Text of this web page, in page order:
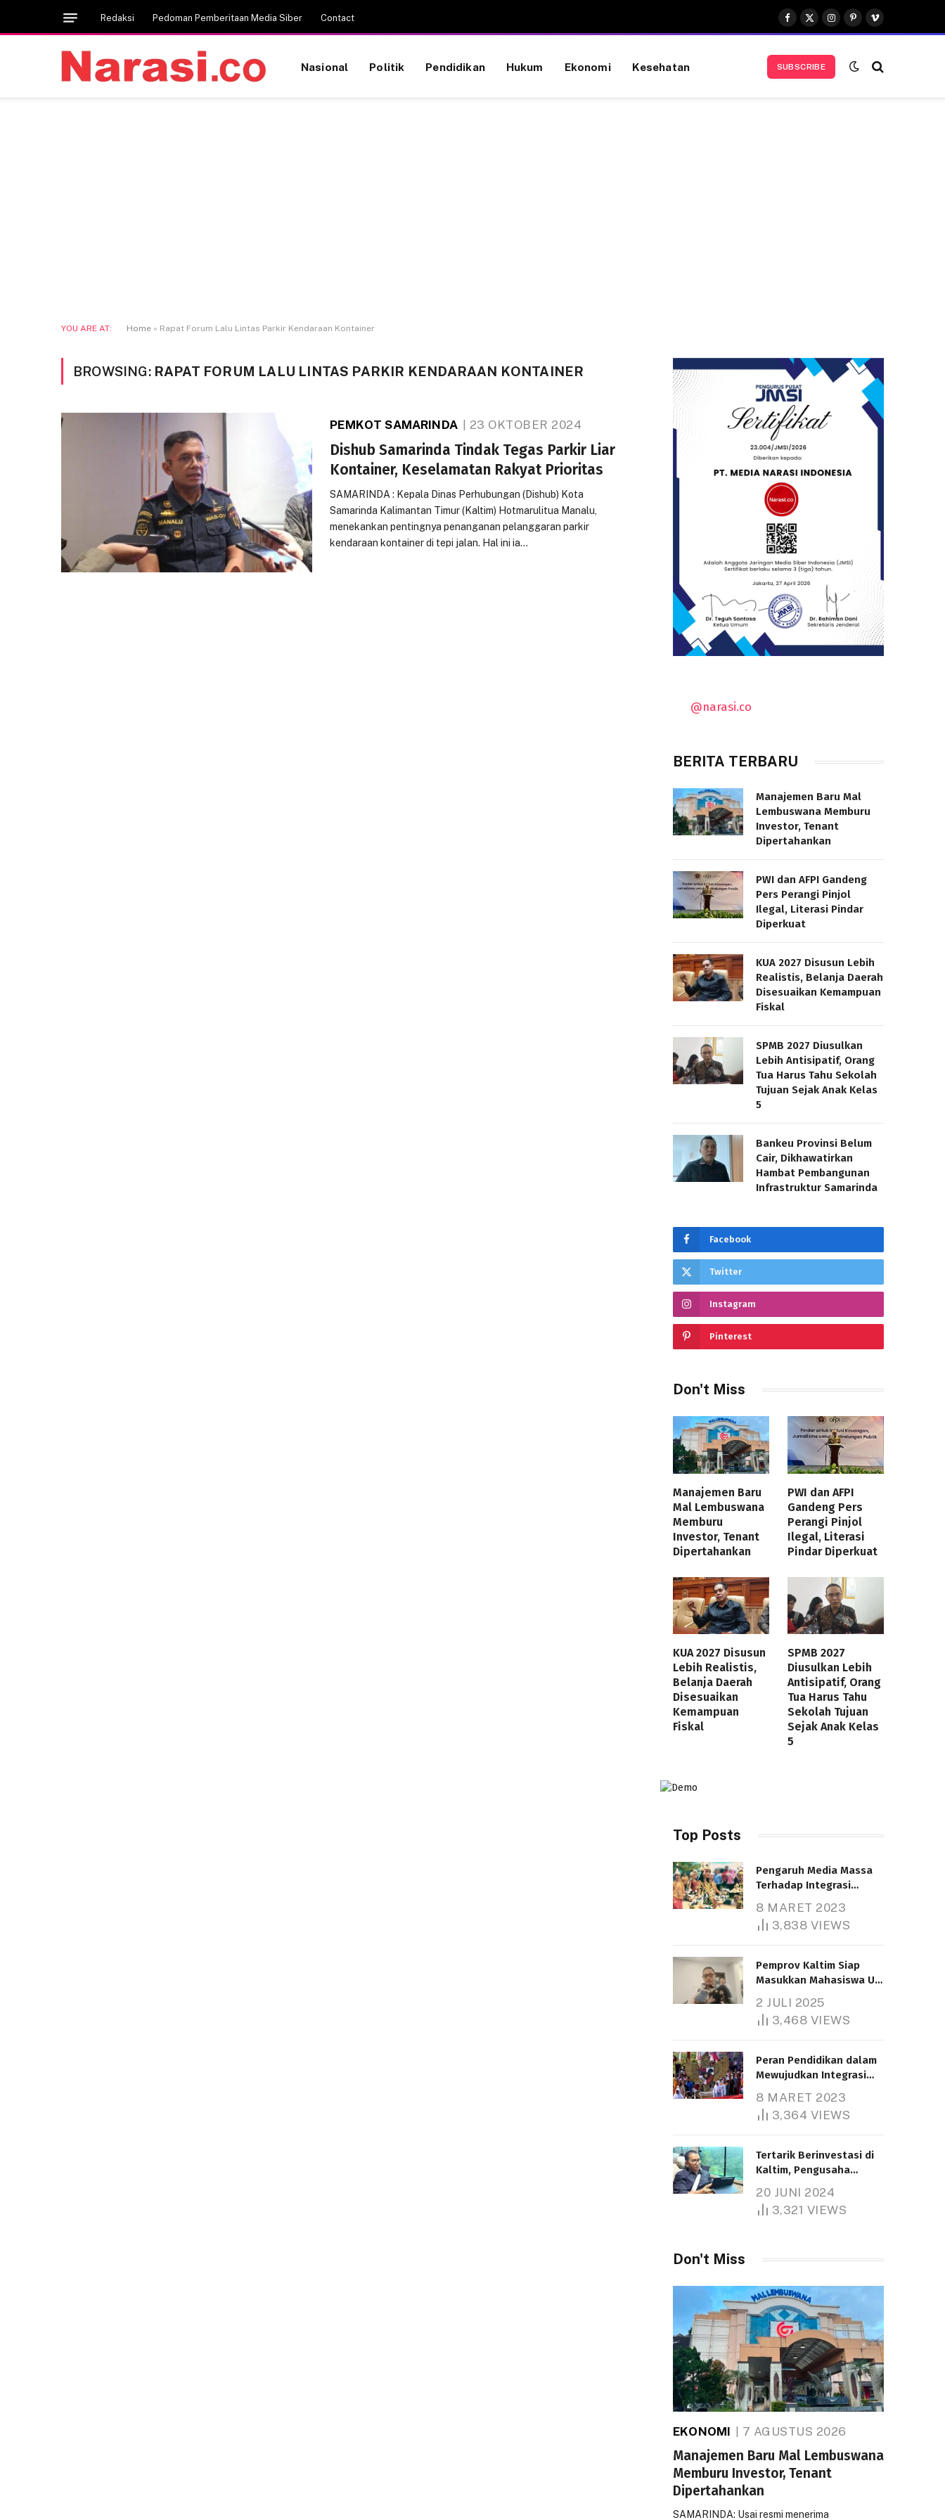
Redaksi Pedoman Pemberitaan Media Siber Contact
Facebook
X
(Twitter)
Instagram
Pinterest
Vimeo
Nasional Politik Pendidikan Hukum Ekonomi Kesehatan SUBSCRIBE
YOU ARE AT: Home » Rapat Forum Lalu Lintas Parkir Kendaraan Kontainer
BROWSING: RAPAT FORUM LALU LINTAS PARKIR KENDARAAN KONTAINER
PEMKOT SAMARINDA 23 OKTOBER 2024
Dishub Samarinda Tindak Tegas Parkir Liar
Kontainer, Keselamatan Rakyat Prioritas
SAMARINDA : Kepala Dinas Perhubungan (Dishub) Kota
Samarinda Kalimantan Timur (Kaltim) Hotmarulitua Manalu,
menekankan pentingnya penanganan pelanggaran parkir
kendaraan kontainer di tepi jalan. Hal ini ia…
@narasi.co
BERITA TERBARU
Manajemen Baru Mal
Lembuswana Memburu
Investor, Tenant
Dipertahankan
PWI dan AFPI Gandeng
Pers Perangi Pinjol
Ilegal, Literasi Pindar
Diperkuat
KUA 2027 Disusun Lebih
Realistis, Belanja Daerah
Disesuaikan Kemampuan
Fiskal
SPMB 2027 Diusulkan
Lebih Antisipatif, Orang
Tua Harus Tahu Sekolah
Tujuan Sejak Anak Kelas
5
Bankeu Provinsi Belum
Cair, Dikhawatirkan
Hambat Pembangunan
Infrastruktur Samarinda
Facebook
Twitter
Instagram
Pinterest
Don't Miss
Manajemen Baru
Mal Lembuswana
Memburu
Investor, Tenant
Dipertahankan
PWI dan AFPI
Gandeng Pers
Perangi Pinjol
Ilegal, Literasi
Pindar Diperkuat
KUA 2027 Disusun
Lebih Realistis,
Belanja Daerah
Disesuaikan
Kemampuan
Fiskal
SPMB 2027
Diusulkan Lebih
Antisipatif, Orang
Tua Harus Tahu
Sekolah Tujuan
Sejak Anak Kelas
5
Top Posts
Pengaruh Media Massa
Terhadap Integrasi
8 MARET 2023
3,838 VIEWS
Pemprov Kaltim Siap
Masukkan Mahasiswa UT
Bantuan Pendidikan
Gratispol
2 JULI 2025
3,468 VIEWS
Peran Pendidikan dalam
Mewujudkan Integrasi
8 MARET 2023
3,364 VIEWS
Tertarik Berinvestasi di
Kaltim, Pengusaha
1.000 Hektare
20 JUNI 2024
3,321 VIEWS
Don't Miss
EKONOMI 7 AGUSTUS 2026
Manajemen Baru Mal Lembuswana
Memburu Investor, Tenant
Dipertahankan
SAMARINDA: Usai resmi menerima